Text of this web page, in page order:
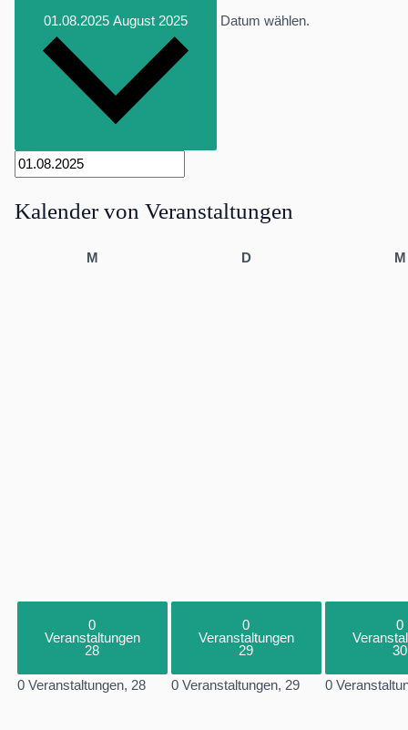
01.08.2025 August 2025 Datum wählen.
Kalender von Veranstaltungen
MMontag DDienstag M
0
Veranstaltungen
28
0 Veranstaltungen, 28
0
Veranstaltungen
29
0 Veranstaltungen, 29
0
30
0